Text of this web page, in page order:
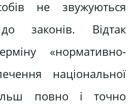
не звужуються
законів. Відтак
«нормативно-
національної
повно і точно